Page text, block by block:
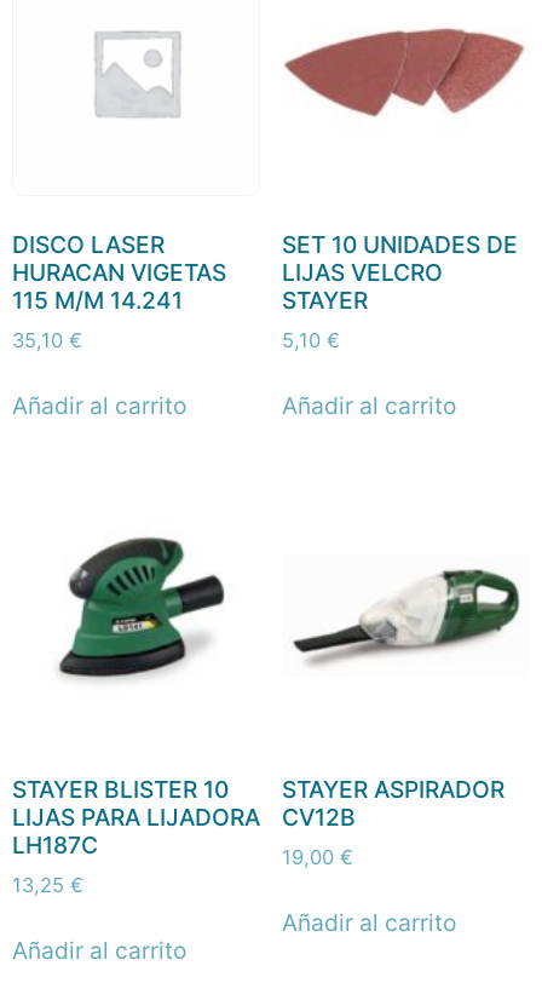
DISCO LASER
HURACAN VIGETAS
115 M/M 14.241
35,10 €
Añadir al carrito
SET 10 UNIDADES DE
LIJAS VELCRO
STAYER
5,10 €
Añadir al carrito
STAYER BLISTER 10
LIJAS PARA LIJADORA
LH187C
13,25 €
Añadir al carrito
STAYER ASPIRADOR
CV12B
19,00 €
Añadir al carrito